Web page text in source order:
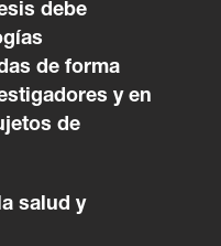
debe
de forma
y en
de
salud y